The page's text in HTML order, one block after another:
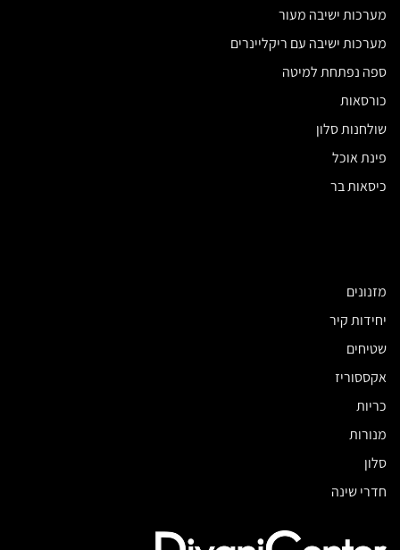
מערכות ישיבה מעור
מערכות ישיבה עם ריקליינרים
ספה נפתחת למיטה
כורסאות
שולחנות סלון
פינת אוכל
כיסאות בר
מזנונים
יחידות קיר
שטיחים
אקססוריז
כריות
מנורות
סלון
חדרי שינה